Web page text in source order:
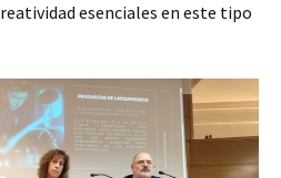
esenciales en este tipo